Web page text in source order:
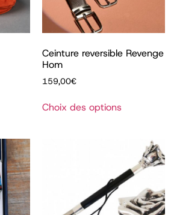
Ceinture reversible Revenge
Hom
159,00€
Choix des options